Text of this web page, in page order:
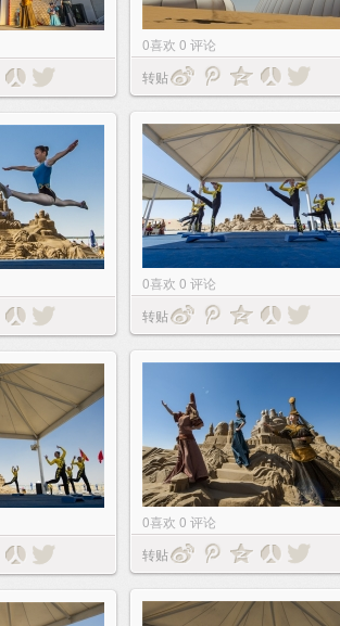
0喜欢 0 评论
转贴
0喜欢 0 评论
转贴
0喜欢 0 评论
转贴